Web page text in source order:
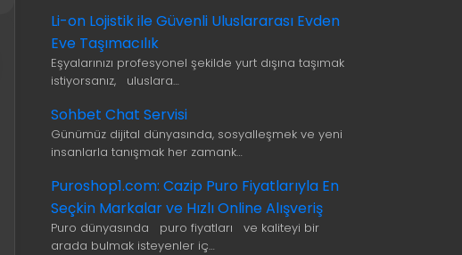
Li-on Lojistik ile Güvenli Uluslararası Evden
Eve Taşımacılık
Eşyalarınızı profesyonel şekilde yurt dışına taşımak
istiyorsanız, uluslara…
Sohbet Chat Servisi
Günümüz dijital dünyasında, sosyalleşmek ve yeni
insanlarla tanışmak her zamank…
Puroshop1.com: Cazip Puro Fiyatlarıyla En
Seçkin Markalar ve Hızlı Online Alışveriş
Puro dünyasında puro fiyatları ve kaliteyi bir
arada bulmak isteyenler iç…